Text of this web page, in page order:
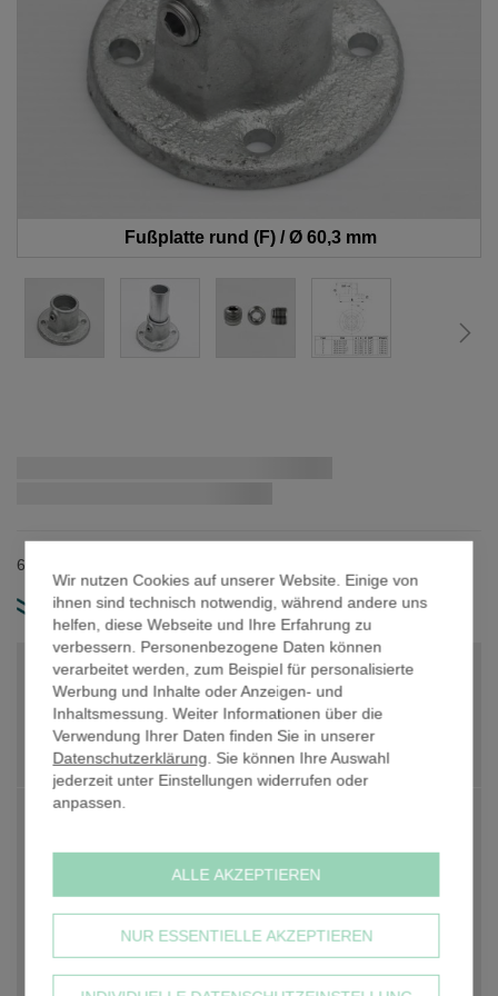
Wir nutzen Cookies auf unserer Website. Einige von
ihnen sind technisch notwendig, während andere uns
helfen, diese Webseite und Ihre Erfahrung zu
verbessern. Personenbezogene Daten können
verarbeitet werden, zum Beispiel für personalisierte
Werbung und Inhalte oder Anzeigen- und
Inhaltsmessung. Weiter Informationen über die
Verwendung Ihrer Daten finden Sie in unserer
Datenschutzerklärung. Sie können Ihre Auswahl
jederzeit unter Einstellungen widerrufen oder
anpassen.
ALLE AKZEPTIEREN
NUR ESSENTIELLE AKZEPTIEREN
Fußplatte rund (F) / Ø 60,3 mm
60,3 mm Rohrdurchmesser / Material: Gusseisen.
weitere Produkt-Infos
PREIS PRO STK. NETTO 14,71 €
PREIS PRO STK. NETTO
Anzahl
inkl. 19% USt, zzgl.Versandkosten
IN DEN WARENKORB